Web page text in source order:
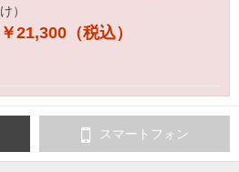
け）
￥21,300（税込）
スマートフォン